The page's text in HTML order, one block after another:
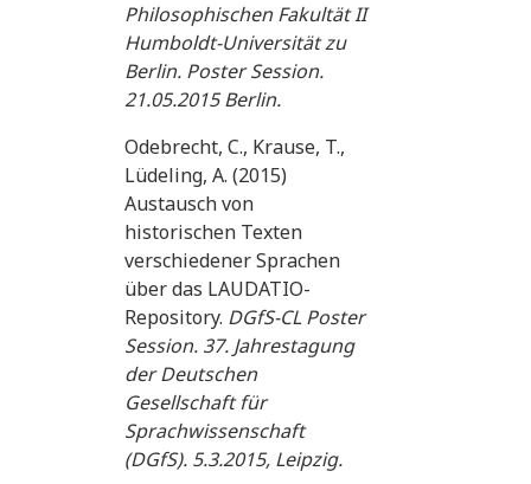
Philosophischen Fakultät II
Humboldt-Universität zu
Berlin. Poster Session.
21.05.2015 Berlin.
Odebrecht, C., Krause, T.,
Lüdeling, A. (2015)
Austausch von
historischen Texten
verschiedener Sprachen
über das LAUDATIO-
Repository. DGfS-CL Poster
Session. 37. Jahrestagung
der Deutschen
Gesellschaft für
Sprachwissenschaft
(DGfS). 5.3.2015, Leipzig.